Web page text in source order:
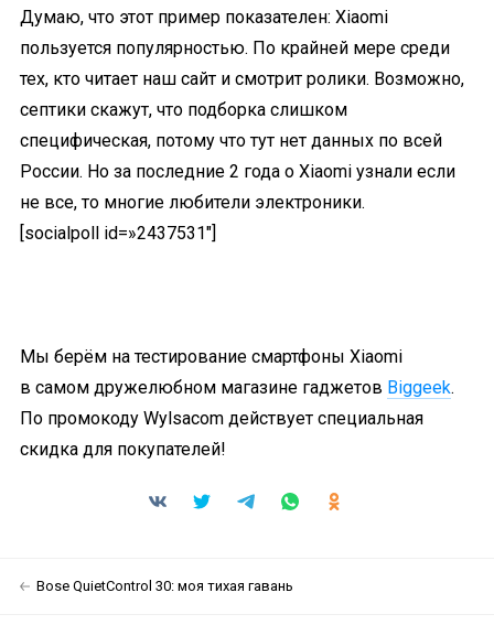
Думаю, что этот пример показателен: Xiaomi
пользуется популярностью. По крайней мере среди
тех, кто читает наш сайт и смотрит ролики. Возможно,
септики скажут, что подборка слишком
специфическая, потому что тут нет данных по всей
России. Но за последние 2 года о Xiaomi узнали если
не все, то многие любители электроники.
[socialpoll id=»2437531″]
Мы берём на тестирование смартфоны Xiaomi
в самом дружелюбном магазине гаджетов Biggeek.
По промокоду Wylsacom действует специальная
скидка для покупателей!
Bose QuietControl 30: моя тихая гавань